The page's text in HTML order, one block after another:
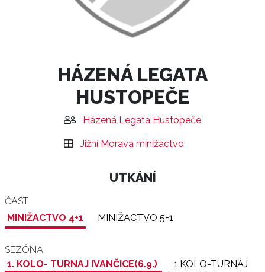
HÁZENÁ LEGATA
HUSTOPEČE
Házená Legata Hustopeče
Jižní Morava minižactvo
UTKÁNÍ
ČÁST
MINIŽACTVO 4+1
MINIŽACTVO 5+1
SEZÓNA
1. KOLO- TURNAJ IVANČICE(6.9.)
1.KOLO-TURNAJ